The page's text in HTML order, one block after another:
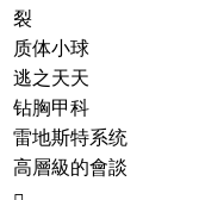
裂
质体小球
逃之天天
钻胸甲科
雷地斯特系统
高層級的會談